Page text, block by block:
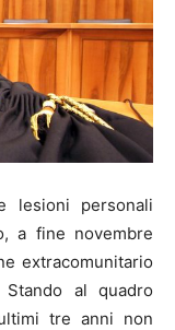
lesioni personali
a fine novembre
extracomunitario
al quadro
tre anni non